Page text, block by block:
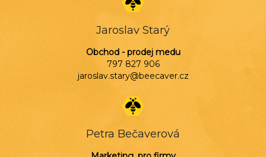
Jaroslav Starý
Obchod - prodej medu
797 827 906
jaroslav.stary@beecaver.cz
Petra Bečaverová